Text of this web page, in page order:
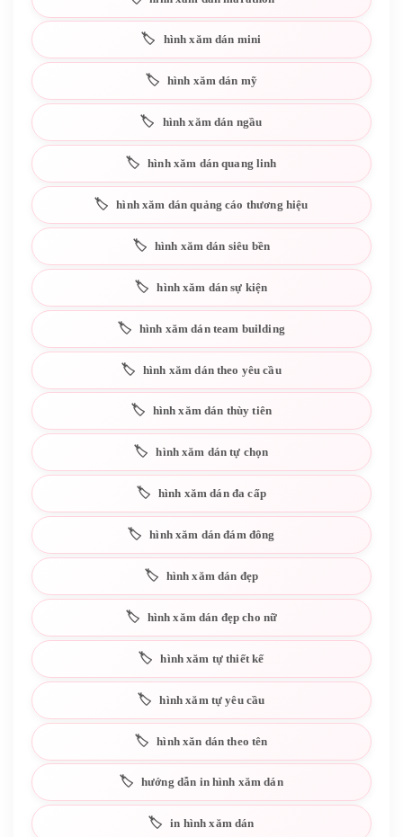
hình xăm dán mini
hình xăm dán mỹ
hình xăm dán ngầu
hình xăm dán quang linh
hình xăm dán quảng cáo thương hiệu
hình xăm dán siêu bền
hình xăm dán sự kiện
hình xăm dán team building
hình xăm dán theo yêu cầu
hình xăm dán thùy tiên
hình xăm dán tự chọn
hình xăm dán đa cấp
hình xăm dán đám đông
hình xăm dán đẹp
hình xăm dán đẹp cho nữ
hình xăm tự thiết kế
hình xăm tự yêu cầu
hình xăn dán theo tên
hướng dẫn in hình xăm dán
in hình xăm dán